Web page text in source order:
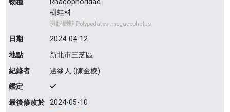
物種
Rhacophoridae
樹蛙科
斑腿樹蛙 Polypedates megacephalus
日期
2024-04-12
地點
新北市三芝區
紀錄者
邊緣人 (陳金棱)
鑑定
最後修改於 2024-05-10